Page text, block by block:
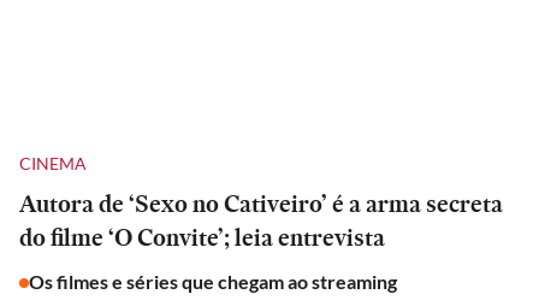
CINEMA
Autora de ‘Sexo no Cativeiro’ é a arma secreta
do filme ‘O Convite’; leia entrevista
Os filmes e séries que chegam ao streaming